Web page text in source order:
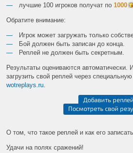
лучшие 100 игроков получат по1000
Обратите внимание:
Игрок может загружать только
Бой должен быть записан до конца.
Реплей не должен быть секретным.
Результаты оцениваются автоматически.
загрузить свой реплей через
wotreplays.ru.
Добавить реплей
Посмотреть свой
О том, что такое реплей и как его
Удачи на полях сражений!